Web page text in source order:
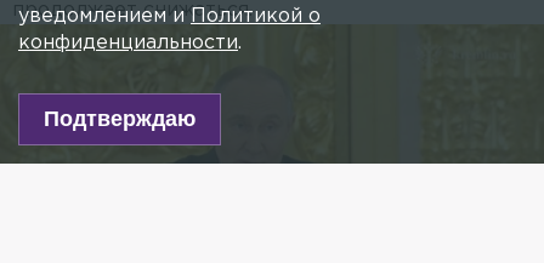
продолжает снижаться.
уведомлением иПолитикой о
конфиденциальности.
Подтверждаю